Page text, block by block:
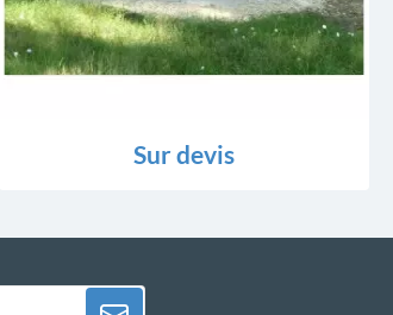
Sur devis